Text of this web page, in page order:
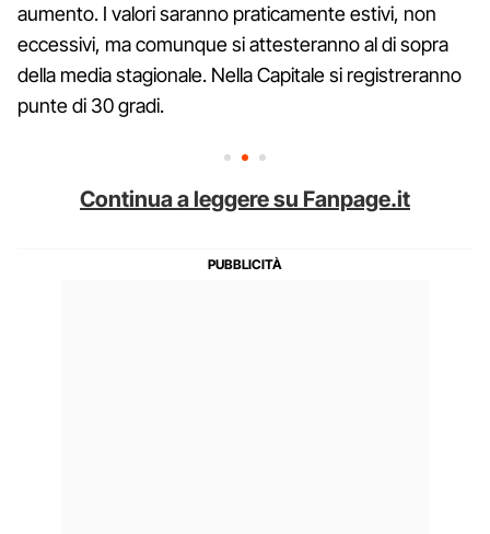
aumento. I valori saranno praticamente estivi, non
eccessivi, ma comunque si attesteranno al di sopra
della media stagionale. Nella Capitale si registreranno
punte di 30 gradi.
Continua a leggere su Fanpage.it